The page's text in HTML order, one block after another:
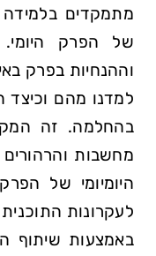
מתמקדים
של הפרק היומי.
וההנחיות בפרק
למדנו מהם
בהחלמה. זה
מחשבות
היומיומי של
לעקרונות
באמצעות שיתוף